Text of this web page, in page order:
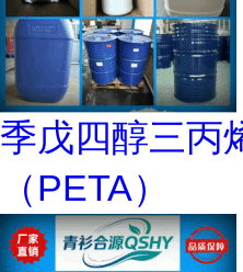
季戊四醇三丙
（PETA）